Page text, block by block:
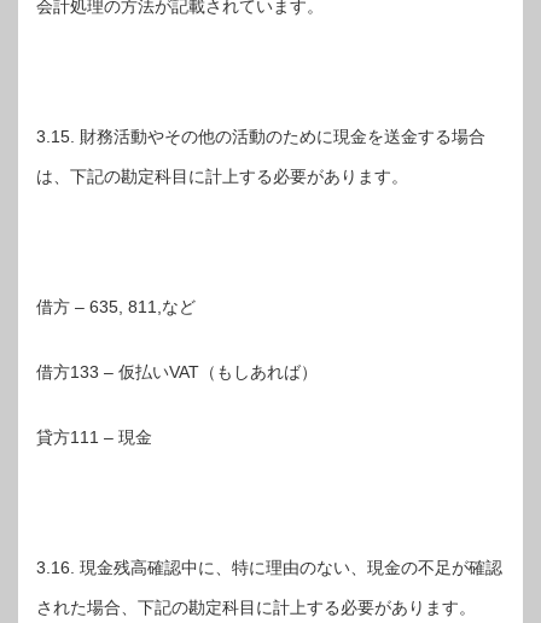
会計処理の方法が記載されています。
3.15. 財務活動やその他の活動のために現金を送金する場合
は、下記の勘定科目に計上する必要があります。
借方 – 635, 811,など
借方133 – 仮払いVAT（もしあれば）
貸方111 – 現金
3.16. 現金残高確認中に、特に理由のない、現金の不足が確認
された場合、下記の勘定科目に計上する必要があります。